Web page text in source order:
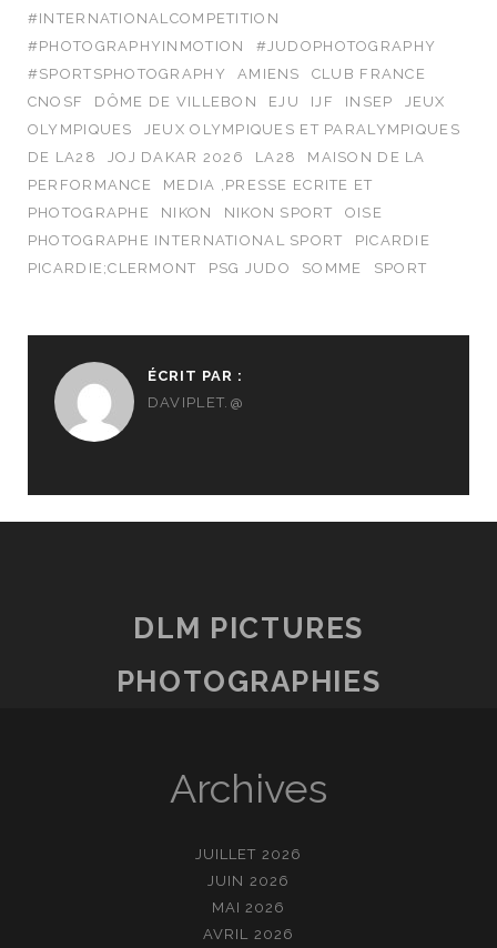
#INTERNATIONALCOMPETITION
#PHOTOGRAPHYINMOTION
#JUDOPHOTOGRAPHY
#SPORTSPHOTOGRAPHY
AMIENS
CLUB FRANCE
CNOSF
DÔME DE VILLEBON EJU IJF INSEP
JEUX
OLYMPIQUES
JEUX OLYMPIQUES ET PARALYMPIQUES
DE LA28
JOJ DAKAR 2026 LA28
MAISON DE LA
PERFORMANCE
MEDIA ,PRESSE ECRITE ET
PHOTOGRAPHE
NIKON NIKON SPORT
OISE
PHOTOGRAPHE INTERNATIONAL SPORT
PICARDIE
PICARDIE;CLERMONT
PSG JUDO SOMME SPORT
ÉCRIT PAR :
DAVIPLET.@
DLM PICTURES
PHOTOGRAPHIES
Archives
JUILLET 2026
JUIN 2026
MAI 2026
AVRIL 2026